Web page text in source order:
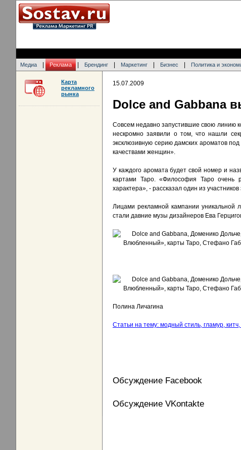
Медиа Реклама Брендинг Маркетинг Бизнес Политика и
15.07.2009
Dolce and Gabbana
Совсем недавно запустившие свою линию
нескромно заявили о том, что нашли
эксклюзивную серию дамских ароматов
качествами женщин».
У каждого аромата будет свой номер и
картами Таро. «Философия Таро очень
характера», - рассказал один из
Лицами рекламной кампании уникальной
стали давние музы дизайнеров Ева
Полина Личагина
Статьи на тему: модный стиль, гламур, китч,
Обсуждение Facebook
Обсуждение VKontakte
Карта
рекламного
рынка